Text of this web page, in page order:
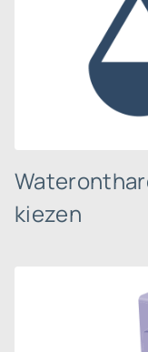
kiezen